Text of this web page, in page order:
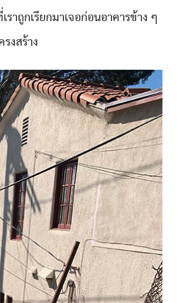
าถูกเรียกมาเจอก่อนอาคารข้าง ๆ
งสร้าง